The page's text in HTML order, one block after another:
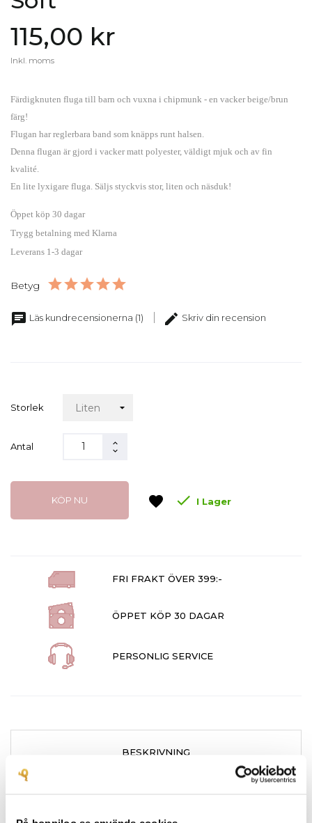
115,00 kr
Inkl. moms
Färdigknuten fluga till barn och vuxna i chipmunk - en vacker beige/brun
färg!
Flugan har reglerbara band som knäpps runt halsen.
Denna flugan är gjord i vacker matt polyester, väldigt mjuk och av fin
kvalité.
En lite lyxigare fluga. Säljs styckvis stor, liten och näsduk!
Öppet köp 30 dagar
Trygg betalning med Klarna
Leverans 1-3 dagar
Betyg
chat Läs kundrecensionerna (1) edit Skriv din recension
Storlek
Antal
KÖP NU favorite  I Lager
FRI FRAKT ÖVER 399:-
ÖPPET KÖP 30 DAGAR
PERSONLIG SERVICE
BESKRIVNING
PRODUKTDETALJER